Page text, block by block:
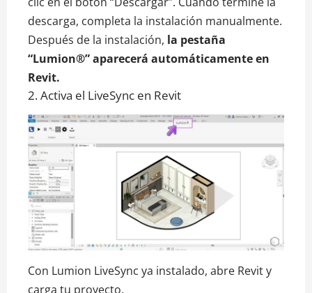
descarga, completa la instalación manualmente.
Después de la instalación, la pestaña
“Lumion®” aparecerá automáticamente en
Revit.
2. Activa el LiveSync en Revit
Con Lumion LiveSync ya instalado, abre Revit y
carga tu proyecto.